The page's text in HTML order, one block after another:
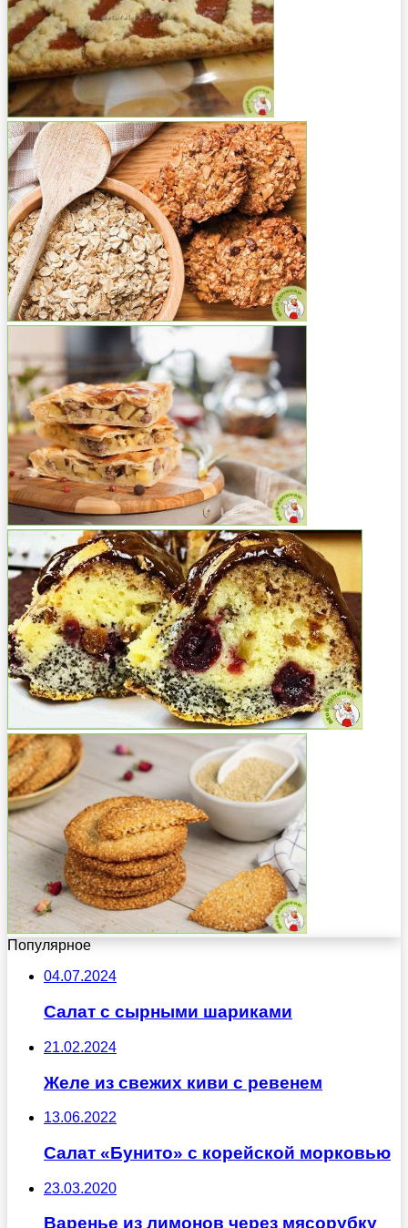
Популярное
04.07.2024
Салат с сырными шариками
21.02.2024
Желе из свежих киви с ревенем
13.06.2022
Салат «Бунито» с корейской морковью
23.03.2020
Варенье из лимонов через мясорубку